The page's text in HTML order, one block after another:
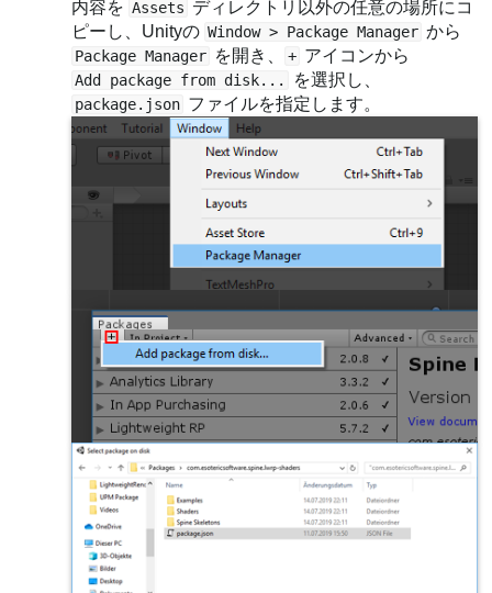
内容を Assets ディレクトリ以外の任意の場所にコ
ピーし、Unityの Window > Package Manager から
Package Manager を開き、 + アイコンから
Add package from disk... を選択し、
package.json ファイルを指定します。